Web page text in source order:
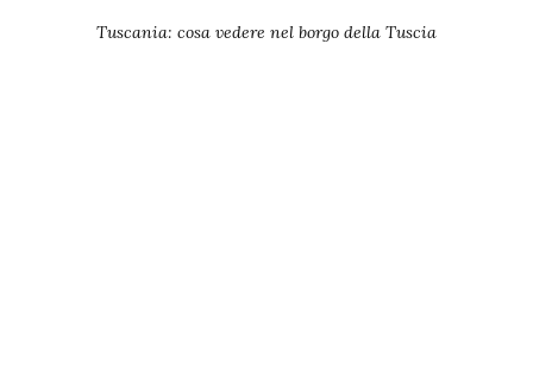
Tuscania: cosa vedere nel borgo della Tuscia